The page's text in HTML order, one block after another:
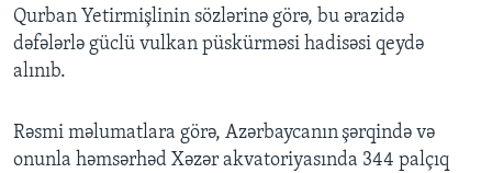
Qurban Yetirmişlinin sözlərinə görə, bu ərazidə
dəfələrlə güclü vulkan püskürməsi hadisəsi qeydə
alınıb.
Rəsmi məlumatlara görə, Azərbaycanınşərqində və
onunla həmsərhəd Xəzər akvatoriyasında 344 palçıq